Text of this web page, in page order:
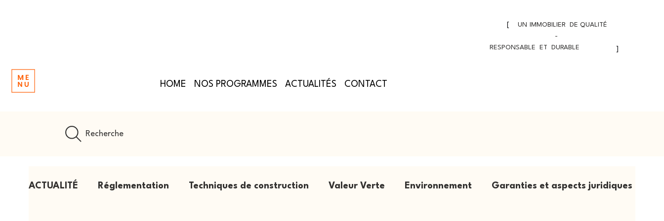
HOME NOS PROGRAMMES ACTUALITÉS CONTACT
UN DE QUALITÉ
IMMOBILIER
-
RESPONSABLE ET DURABLE
Recherche
ACTUALITÉ Réglementation Techniques de construction Valeur Verte Environnement Garanties et aspects juridiques